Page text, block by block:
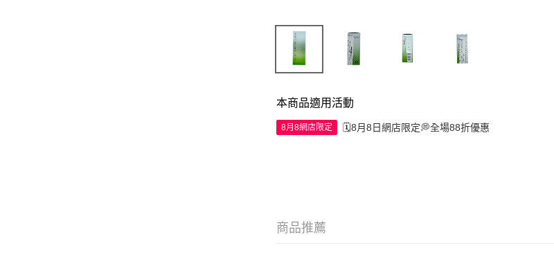
本商品適用活動
8月8網店限定 🗓️8月8日網店限定💭全場88折優惠
商品推薦